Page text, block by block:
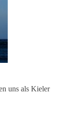
uns als Kieler